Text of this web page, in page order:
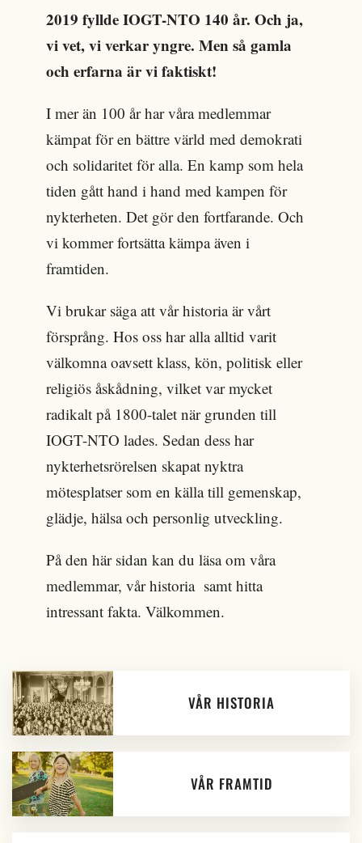
2019 fyllde IOGT-NTO 140 år. Och ja,
vi vet, vi verkar yngre. Men så gamla
och erfarna är vi faktiskt!
I mer än 100 år har våra medlemmar
kämpat för en bättre värld med demokrati
och solidaritet för alla. En kamp som hela
tiden gått hand i hand med kampen för
nykterheten. Det gör den fortfarande. Och
vi kommer fortsätta kämpa även i
framtiden.
Vi brukar säga att vår historia är vårt
försprång. Hos oss har alla alltid varit
välkomna oavsett klass, kön, politisk eller
religiös åskådning, vilket var mycket
radikalt på 1800-talet när grunden till
IOGT-NTO lades. Sedan dess har
nykterhetsrörelsen skapat nyktra
mötesplatser som en källa till gemenskap,
glädje, hälsa och personlig utveckling.
På den här sidan kan du läsa om våra
medlemmar, vår historia samt hitta
intressant fakta. Välkommen.
VÅR HISTORIA
VÅR FRAMTID